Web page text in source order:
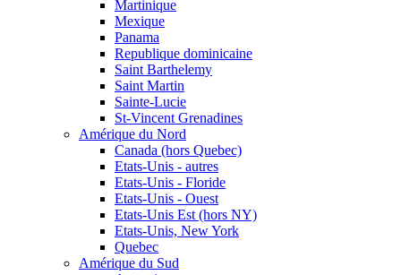
Martinique
Mexique
Panama
Republique dominicaine
Saint Barthelemy
Saint Martin
Sainte-Lucie
St-Vincent Grenadines
Amérique du Nord
Canada (hors Quebec)
Etats-Unis - autres
Etats-Unis - Floride
Etats-Unis - Ouest
Etats-Unis Est (hors NY)
Etats-Unis, New York
Quebec
Amérique du Sud